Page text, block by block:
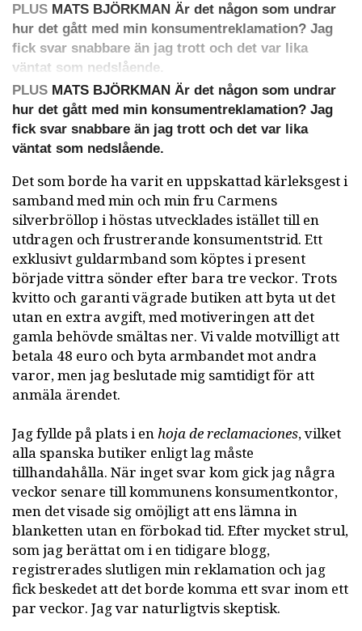
PLUS MATS BJÖRKMAN Är det någon som undrar
hur det gått med min konsumentreklamation? Jag
fick svar snabbare än jag trott och det var lika
väntat som nedslående.
PLUS MATS BJÖRKMAN Är det någon som undrar
hur det gått med min konsumentreklamation? Jag
fick svar snabbare än jag trott och det var lika
väntat som nedslående.
Det som borde ha varit en uppskattad kärleksgest i
samband med min och min fru Carmens
silverbröllop i höstas utvecklades istället till en
utdragen och frustrerande konsumentstrid. Ett
exklusivt guldarmband som köptes i present
började vittra sönder efter bara tre veckor. Trots
kvitto och garanti vägrade butiken att byta ut det
utan en extra avgift, med motiveringen att det
gamla behövde smältas ner. Vi valde motvilligt att
betala 48 euro och byta armbandet mot andra
varor, men jag beslutade mig samtidigt för att
anmäla ärendet.
Jag fyllde på plats i enhoja de reclamaciones, vilket
alla spanska butiker enligt lag måste
tillhandahålla. När inget svar kom gick jag några
veckor senare till kommunens konsumentkontor,
men det visade sig omöjligt att ens lämna in
blanketten utan en förbokad tid. Efter mycket strul,
som jag berättat om i en tidigare blogg,
registrerades slutligen min reklamation och jag
fick beskedet att det borde komma ett svar inom ett
par veckor. Jag var naturligtvis skeptisk.